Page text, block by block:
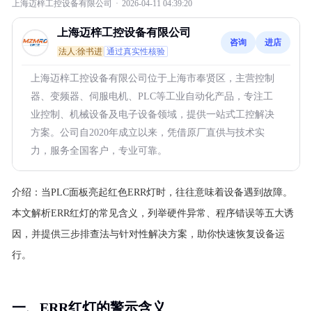
上海迈梓工控设备有限公司 · 2026-04-11 04:39:20
上海迈梓工控设备有限公司
法人:徐书进 通过真实性核验
咨询 进店
上海迈梓工控设备有限公司位于上海市奉贤区，主营控制
器、变频器、伺服电机、PLC等工业自动化产品，专注工
业控制、机械设备及电子设备领域，提供一站式工控解决
方案。公司自2020年成立以来，凭借原厂直供与技术实
力，服务全国客户，专业可靠。
介绍： 当PLC面板亮起红色ERR灯时，往往意味着设备遇到故障。
本文解析ERR红灯的常见含义，列举硬件异常、程序错误等五大诱
因，并提供三步排查法与针对性解决方案，助你快速恢复设备运
行。
一、ERR红灯的警示含义